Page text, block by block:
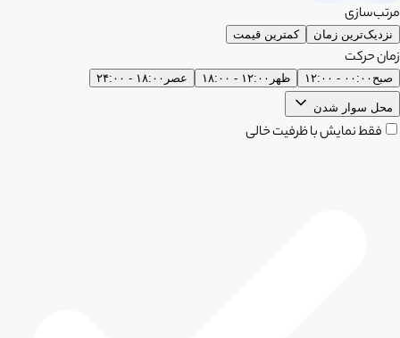
مرتب‌سازی
نزدیک‌ترین زمان کمترین قیمت
زمان حرکت
صبح ۰۰:۰۰ - ۱۲:۰۰ ظهر ۱۲:۰۰ - ۱۸:۰۰ عصر ۱۸:۰۰ - ۲۴:۰۰
محل سوار شدن
فقط نمایش با ظرفیت خالی